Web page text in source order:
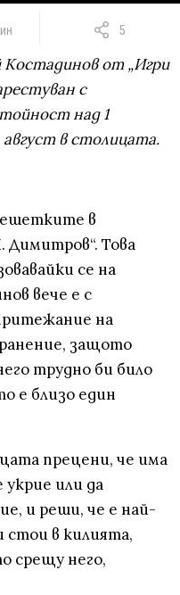
5
Костадинов от „Игри
с
над 1
в столицата.
в
Димитров“. Това
се на
вече е с
на
защото
трудно би било
е близо един
прецени, че има
или да
и реши, че е най-
стои в килията,
срещу него,